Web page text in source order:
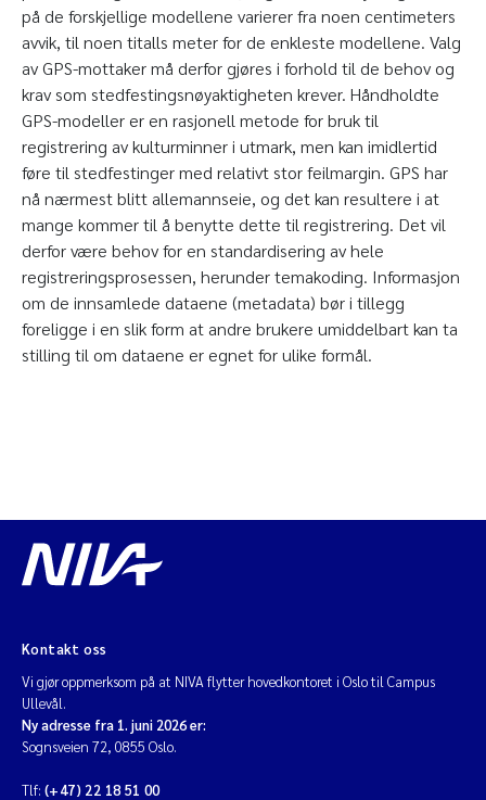
på de forskjellige modellene varierer fra noen centimeters
avvik, til noen titalls meter for de enkleste modellene. Valg
av GPS-mottaker må derfor gjøres i forhold til de behov og
krav som stedfestingsnøyaktigheten krever. Håndholdte
GPS-modeller er en rasjonell metode for bruk til
registrering av kulturminner i utmark, men kan imidlertid
føre til stedfestinger med relativt stor feilmargin. GPS har
nå nærmest blitt allemannseie, og det kan resultere i at
mange kommer til å benytte dette til registrering. Det vil
derfor være behov for en standardisering av hele
registreringsprosessen, herunder temakoding. Informasjon
om de innsamlede dataene (metadata) bør i tillegg
foreligge i en slik form at andre brukere umiddelbart kan ta
stilling til om dataene er egnet for ulike formål.
Kontakt oss
Vi gjør oppmerksom på at NIVA flytter hovedkontoret i Oslo til Campus
Ullevål.
Ny adresse fra 1. juni 2026 er:
Sognsveien 72, 0855 Oslo.
Tlf: (+47) 22 18 51 00